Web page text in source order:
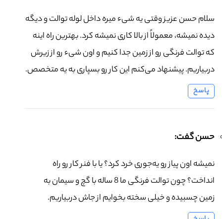
سلام حسن عزیز وقتی یه شیء میره داخل لوله توالت و دیگه
دیده نمیشه، معمولاً از بالا کاری نمیشه کرد. بهترین راه اینه
که توالت فرنگی رو از زمین جدا کنیم و اون شیء رو از زیرش
دربیاریم. پیشنهاد می‌کنم این کار رو بسپاری به یه متخصص.
پاسخ
حسن گفت:
نمیشه اون پیاز رو یه‌جوری خرد کرد؟ یا با فنر کار رو راه
انداخت؟ چون توالت فرنگی ما 8 ساله با گچ و سیمان به
زمین چسبیده و خیلی سخته بخوایم از جاش دربیاریم.